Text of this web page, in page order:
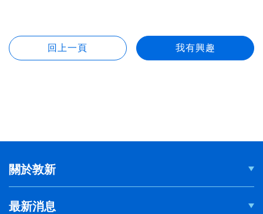
關於敦新
最新消息